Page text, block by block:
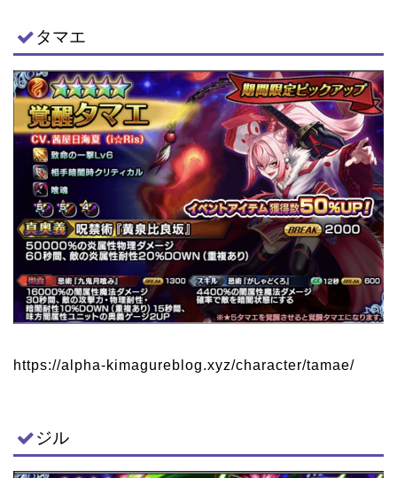
タマエ
https://alpha-kimagureblog.xyz/character/tamae/
ジル